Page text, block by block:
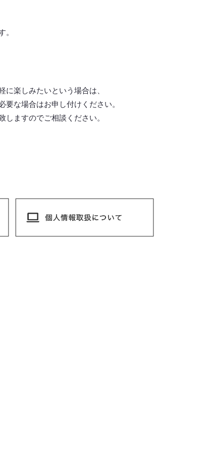
。
に楽しみたいという場合は、
な場合はお申し付けください。
しますのでご相談ください。